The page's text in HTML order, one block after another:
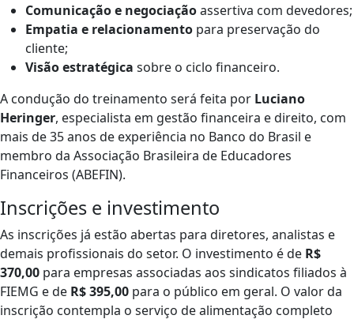
Comunicação e negociaçãoassertiva com devedores;
Empatia e relacionamento para preservação do
cliente;
Visão estratégica sobre o ciclo financeiro.
​A condução do treinamento será feita por Luciano
Heringer, especialista em gestão financeira e direito, com
mais de 35 anos de experiência no Banco do Brasil e
membro da Associação Brasileira de Educadores
Financeiros (ABEFIN).
​Inscrições e investimento
​As inscrições já estão abertas para diretores, analistas e
demais profissionais do setor. O investimento é de R$
370,00 para empresas associadas aos sindicatos filiados à
FIEMG e de R$ 395,00 para o público em geral. O valor da
inscrição contempla o serviço de alimentação completo